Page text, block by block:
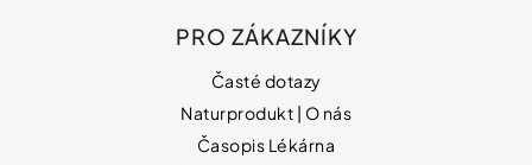
PRO ZÁKAZNÍKY
Časté dotazy
Naturprodukt | O nás
Časopis Lékárna